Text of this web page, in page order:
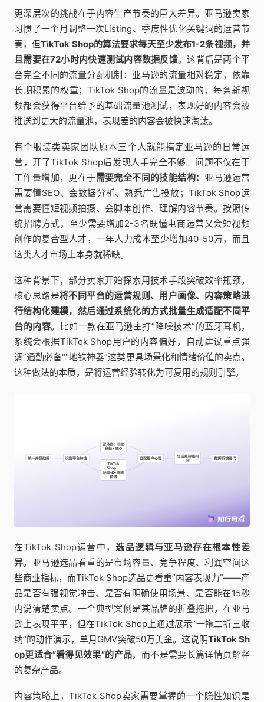
更深层次的挑战在于内容生产节奏的巨大差异。亚马逊卖家
习惯了一个月调整一次Listing、季度性优化关键词的运营节
奏，但TikTok Shop的算法要求每天至少发布1-2条视频，并
且需要在72小时内快速测试内容数据反馈。这背后是两个平
台完全不同的流量分配机制：亚马逊的流量相对稳定，依靠
长期积累的权重；TikTok Shop的流量是波动的，每条新视
频都会获得平台给予的基础流量池测试，表现好的内容会被
推送到更大的流量池，表现差的内容会被快速淘汰。
有个服装类卖家团队原本三个人就能搞定亚马逊的日常运
营，开了TikTok Shop后发现人手完全不够。问题不仅在于
工作量增加，更在于需要完全不同的技能结构：亚马逊运营
需要懂SEO、会数据分析、熟悉广告投放；TikTok Shop运
营需要懂短视频拍摄、会脚本创作、理解内容节奏。按照传
统招聘方式，至少需要增加2-3名既懂电商运营又会短视频
创作的复合型人才，一年人力成本至少增加40-50万，而且
这类人才市场上本身就稀缺。
这种背景下，部分卖家开始探索用技术手段突破效率瓶颈。
核心思路是将不同平台的运营规则、用户画像、内容策略进
行结构化建模，然后通过系统化的方式批量生成适配不同平
台的内容。比如一款在亚马逊主打”降噪技术”的蓝牙耳机，
系统会根据TikTok Shop用户的内容偏好，自动建议重点强
调”通勤必备""地铁神器”这类更具场景化和情绪价值的卖点。
这种做法的本质，是将运营经验转化为可复用的规则引擎。
在TikTok Shop运营中，选品逻辑与亚马逊存在根本性差
异。亚马逊选品看重的是市场容量、竞争程度、利润空间这
些商业指标，而TikTok Shop选品更看重”内容表现力”——产
品是否有强视觉冲击、是否有明确使用场景、是否能在15秒
内说清楚卖点。一个典型案例是某品牌的折叠拖把，在亚马
逊上表现平平，但在TikTok Shop上通过展示”一拖二折三收
纳”的动作演示，单月GMV突破50万美金。这说明TikTok Sh
op更适合”看得见效果”的产品，而不是需要长篇详情页解释
的复杂产品。
内容策略上，TikTok Shop卖家需要掌握的一个隐性知识是